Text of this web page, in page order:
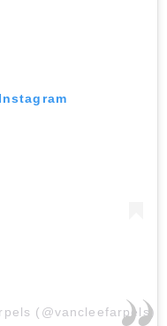
(@vancleefarpels)